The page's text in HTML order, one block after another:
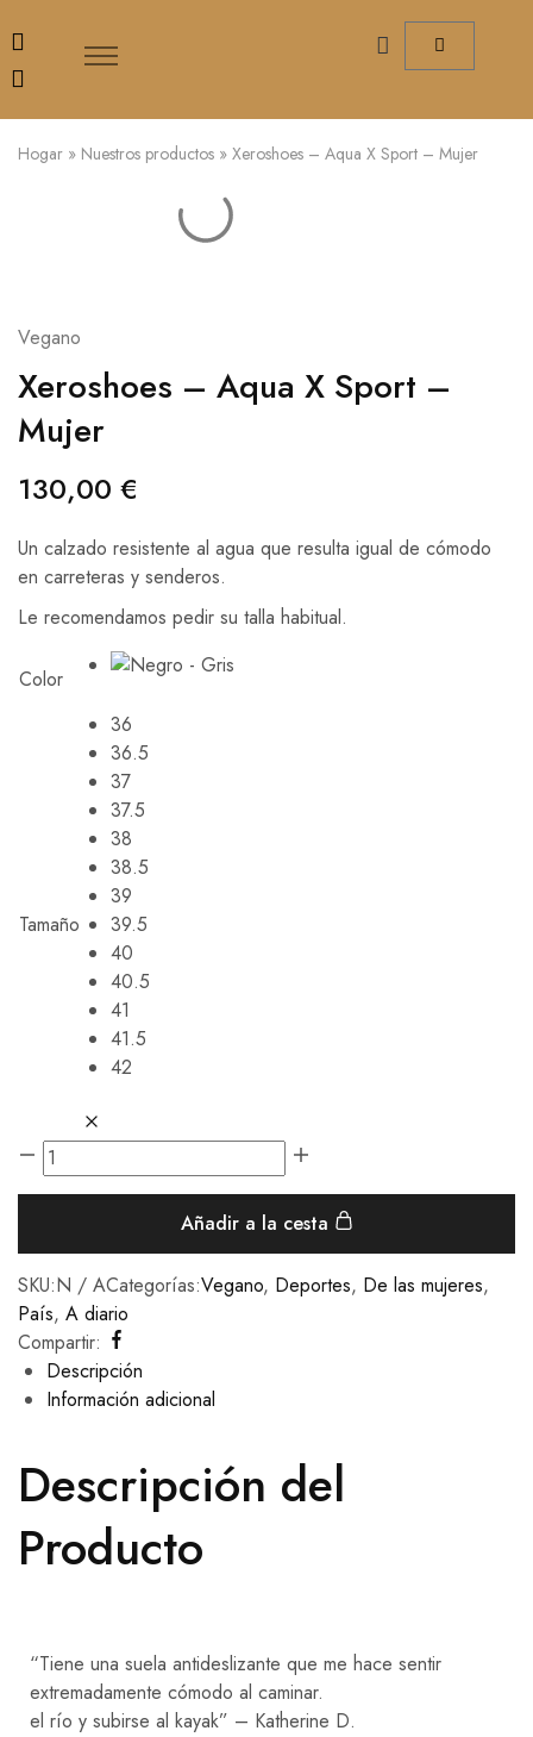
Hogar » Nuestros productos » Xeroshoes – Aqua X Sport – Mujer
Vegano
Xeroshoes – Aqua X Sport –
Mujer
130,00 €
Un calzado resistente al agua que resulta igual de cómodo
en carreteras y senderos.
Le recomendamos pedir su talla habitual.
Color
Tamaño
36
36.5
37
37.5
38
38.5
39
39.5
40
40.5
41
41.5
42
Añadir a la cesta
SKU:N / ACategorías:Vegano, Deportes, De las mujeres,
País, A diario
Compartir:
Descripción
Información adicional
Descripción del
Producto
“Tiene una suela antideslizante que me hace sentir
extremadamente cómodo al caminar.
el río y subirse al kayak” – Katherine D.